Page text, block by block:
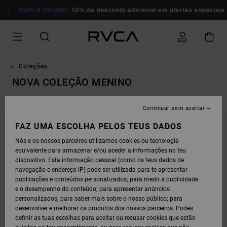
PARA
GRELHA
DUPLA PROMO 10% de desconto adicional em ofertas especiais
Coleções
NOVA COLEÇÃO MENINO
FICA ATENTO/A, OS PRODUTOS VOLTAM EM
BREVE
OPA, NÃO ENCONTRAMOS RESULTADOS PARA
A TUA PESQUISA.
NÃO TE PREOCUPES! EXPERIMENTA COM OUTRAS PALAVRAS-CHAVE OU
EXPLORA AS NOSSAS CATEGORIAS PARA ENCONTRAR O QUE
FAZ UMA ESCOLHA PELOS TEUS DADOS
Nós e os nossos parceiros utilizamos cookies ou tecnologia
equivalente para armazenar e/ou aceder a informações no teu
dispositivo. Esta informação pessoal (como os teus dados de
navegação e endereço IP) pode ser utilizada para te apresentar
publicações e conteúdos personalizados; para medir a publicidade
e o desempenho do conteúdo; para apresentar anúncios
personalizados; para saber mais sobre o nosso público; para
desenvolver e melhorar os produtos dos nossos parceiros. Podes
definir as tuas escolhas para aceitar ou recusar cookies que estão
Continuar sem aceitar